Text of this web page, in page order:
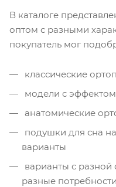
В каталоге
оптом с разными
покупатель мог
классические
модели с
анатомические
подушки для сна
варианты
варианты с разной
разные потребности